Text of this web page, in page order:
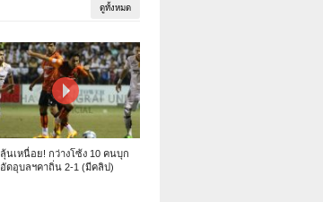
ดูทั้งหมด
ลุ้นเหนื่อย! กว่างโซ้ง 10 คนบุก
อัดอุบลฯคาถิ่น 2-1 (มีคลิป)